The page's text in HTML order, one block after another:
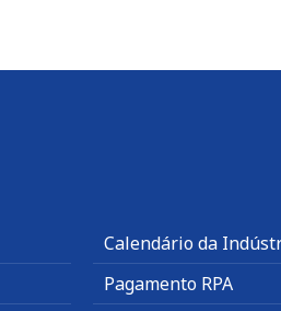
Calendário da
Pagamento RPA